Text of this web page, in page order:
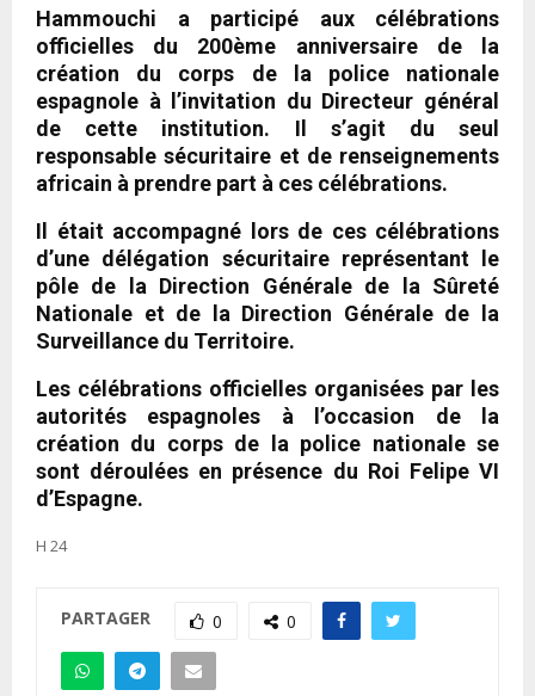
Hammouchi a participé aux célébrations
officielles du 200ème anniversaire de la
création du corps de la police nationale
espagnole à l’invitation du Directeur général
de cette institution. Il s’agit du seul
responsable sécuritaire et de renseignements
africain à prendre part à ces célébrations.
Il était accompagné lors de ces célébrations
d’une délégation sécuritaire représentant le
pôle de la Direction Générale de la Sûreté
Nationale et de la Direction Générale de la
Surveillance du Territoire.
Les célébrations officielles organisées par les
autorités espagnoles à l’occasion de la
création du corps de la police nationale se
sont déroulées en présence du Roi Felipe VI
d’Espagne.
H 24
PARTAGER 0 0